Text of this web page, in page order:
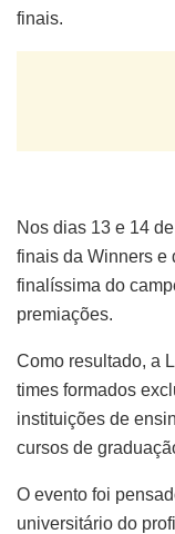
finais.
Nos dias 13 e 14
finais da Winners e
finalíssima do
premiações.
Como resultado, a
times formados
instituições de
cursos de
O evento foi
universitário do